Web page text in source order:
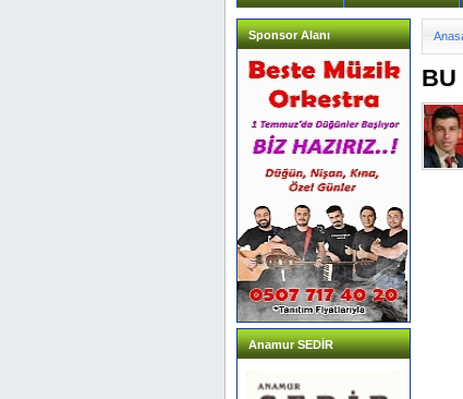
Sponsor Alanı
Anamur SEDİR
BU